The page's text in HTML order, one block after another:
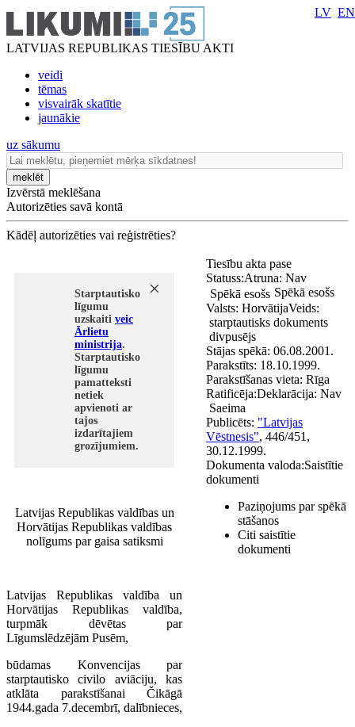
LATVIJAS REPUBLIKAS TIESĪBU AKTI
veidi
tēmas
visvairāk skatītie
jaunākie
LV EN
uz sākumu
meklēt
Izvērstā meklēšana
Autorizēties savā kontā
Kādēļ autorizēties vai reģistrēties?
Starptautisko
līgumu
uzskaiti veic
Ārlietu
ministrija.
Starptautisko
līgumu
pamatteksti
netiek
apvienoti ar
tajos
izdarītajiem
grozījumiem.
Latvijas Republikas valdības un
Horvātijas Republikas valdības
nolīgums par gaisa satiksmi
Latvijas Republikas valdība un
Horvātijas Republikas valdība,
turpmāk dēvētas par
Līgumslēdzējām Pusēm,
būdamas Konvencijas par
starptautisko civilo aviāciju, kas
atklāta parakstīšanai Čikāgā
1944.gada 7.decembrī, dalībnieces,
Tiesību akta pase
Statuss:
Spēkā esošs Spēkā esošs
Valsts: HorvātijaVeids:
starptautisks dokuments
divpusējs
Stājas spēkā: 06.08.2001.
Parakstīts: 18.10.1999.
Parakstīšanas vieta: Rīga
Ratificēja:
Saeima
Atruna: Nav
Deklarācija: Nav
Publicēts: "Latvijas
Vēstnesis", 446/451,
30.12.1999.
Dokumenta valoda:Saistītie
dokumenti
Paziņojums par spēkā
stāšanos
Citi saistītie
dokumenti